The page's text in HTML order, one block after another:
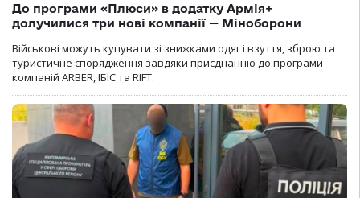
До програми «Плюси» в додатку Армія+
долучилися три нові компанії — Міноборони
Військові можуть купувати зі знижками одяг і взуття, зброю та
туристичне спорядження завдяки приєднанню до програми
компаній ARBER, ІБІС та RIFT.